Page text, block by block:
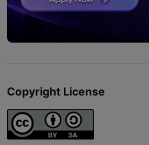
Copyright License